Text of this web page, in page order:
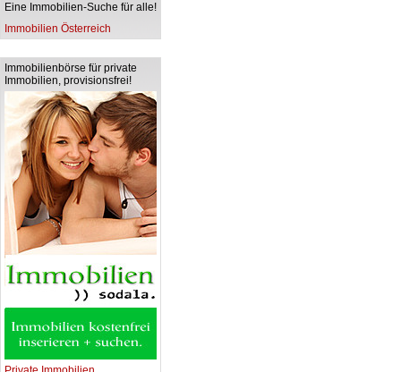
Eine Immobilien-Suche für alle!
Immobilien Österreich
Immobilienbörse für private
Immobilien, provisionsfrei!